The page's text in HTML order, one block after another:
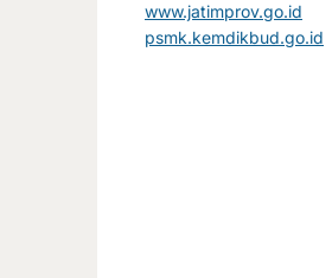
www.jatimprov.go.id
psmk.kemdikbud.go.id